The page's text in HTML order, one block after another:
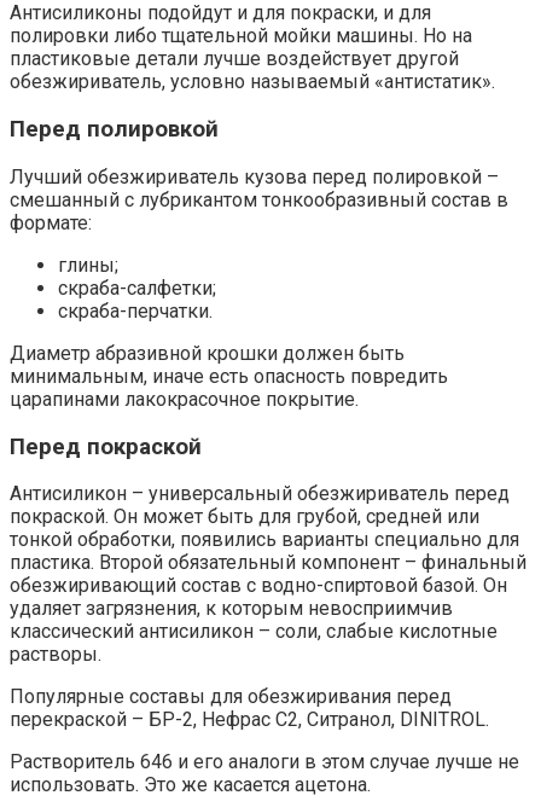
Антисиликоны подойдут и для покраски, и для
полировки либо тщательной мойки машины. Но на
пластиковые детали лучше воздействует другой
обезжириватель, условно называемый «антистатик».
Перед полировкой
Лучший обезжириватель кузова перед полировкой –
смешанный с лубрикантом тонкообразивный состав в
формате:
глины;
скраба-салфетки;
скраба-перчатки.
Диаметр абразивной крошки должен быть
минимальным, иначе есть опасность повредить
царапинами лакокрасочное покрытие.
Перед покраской
Антисиликон – универсальный обезжириватель перед
покраской. Он может быть для грубой, средней или
тонкой обработки, появились варианты специально для
пластика. Второй обязательный компонент – финальный
обезжиривающий состав с водно-спиртовой базой. Он
удаляет загрязнения, к которым невосприимчив
классический антисиликон – соли, слабые кислотные
растворы.
Популярные составы для обезжиривания перед
перекраской – БР-2, Нефрас С2, Ситранол, DINITROL.
Растворитель 646 и его аналоги в этом случае лучше не
использовать. Это же касается ацетона.